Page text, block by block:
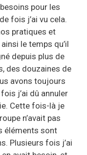
pour les
fois j’ai vu cela.
pratiques et
le temps qu’il
depuis plus de
des douzaines de
avons toujours
j’ai dû annuler
Cette fois-là je
n’avait pas
éléments sont
Plusieurs fois j’ai